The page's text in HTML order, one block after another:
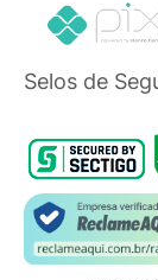
Selos de